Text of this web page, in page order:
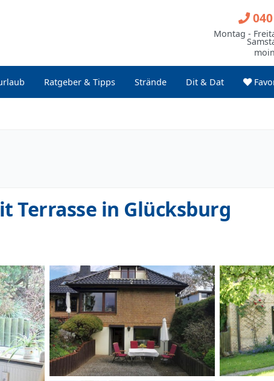
Ratgeber & Tipps Strände Dit & Dat
040
Montag -
Terrasse in Glücksburg